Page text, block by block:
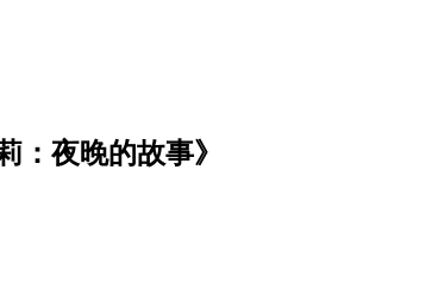
：夜晚的故事》